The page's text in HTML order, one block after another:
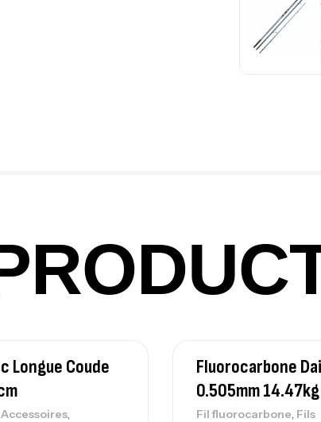
Longue Coude
Accessoires,
Fluorocarbone
0.505mm
Fil fluorocarbone, Fils